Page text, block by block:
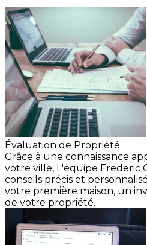
Évaluation de Propriété
Grâce à une connaissance
votre ville, L'équipe Frederic
conseils précis et
votre première maison, un
de votre propriété.